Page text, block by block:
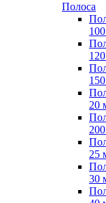
Полоса
20
25
30